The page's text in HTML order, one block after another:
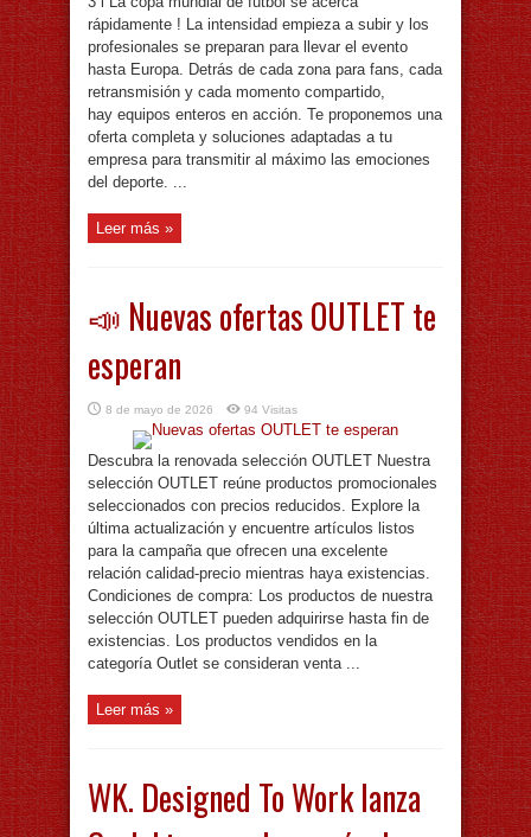
rápidamente ! La intensidad empieza a subir y los
profesionales se preparan para llevar el evento
hasta Europa. Detrás de cada zona para fans, cada
retransmisión y cada momento compartido,
hay equipos enteros en acción. Te proponemos una
oferta completa y soluciones adaptadas a tu
empresa para transmitir al máximo las emociones
del deporte. ...
Leer más »
📣 Nuevas ofertas OUTLET te
esperan
8 de mayo de 2026 94 Visitas
Descubra la renovada selección OUTLET Nuestra
selección OUTLET reúne productos promocionales
seleccionados con precios reducidos. Explore la
última actualización y encuentre artículos listos
para la campaña que ofrecen una excelente
relación calidad-precio mientras haya existencias.
Condiciones de compra: Los productos de nuestra
selección OUTLET pueden adquirirse hasta fin de
existencias. Los productos vendidos en la
categoría Outlet se consideran venta ...
Leer más »
WK. Designed To Work lanza